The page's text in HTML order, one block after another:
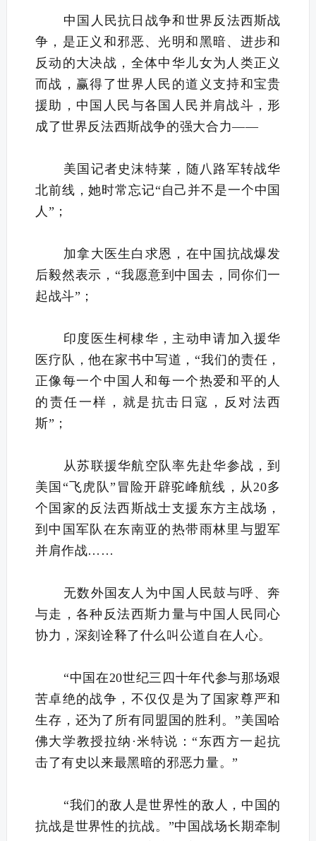
中国人民抗日战争和世界反法西斯战
争，是正义和邪恶、光明和黑暗、进步和
反动的大决战，全体中华儿女为人类正义
而战，赢得了世界人民的道义支持和宝贵
援助，中国人民与各国人民并肩战斗，形
成了世界反法西斯战争的强大合力——
美国记者史沫特莱，随八路军转战华
北前线，她时常忘记“自己并不是一个中国
人”；
加拿大医生白求恩，在中国抗战爆发
后毅然表示，“我愿意到中国去，同你们一
起战斗”；
印度医生柯棣华，主动申请加入援华
医疗队，他在家书中写道，“我们的责任，
正像每一个中国人和每一个热爱和平的人
的责任一样，就是抗击日寇，反对法西
斯”；
从苏联援华航空队率先赴华参战，到
美国“飞虎队”冒险开辟驼峰航线，从20多
个国家的反法西斯战士支援东方主战场，
到中国军队在东南亚的热带雨林里与盟军
并肩作战……
无数外国友人为中国人民鼓与呼、奔
与走，各种反法西斯力量与中国人民同心
协力，深刻诠释了什么叫公道自在人心。
“中国在20世纪三四十年代参与那场艰
苦卓绝的战争，不仅仅是为了国家尊严和
生存，还为了所有同盟国的胜利。”美国哈
佛大学教授拉纳·米特说：“东西方一起抗
击了有史以来最黑暗的邪恶力量。”
“我们的敌人是世界性的敌人，中国的
抗战是世界性的抗战。”中国战场长期牵制